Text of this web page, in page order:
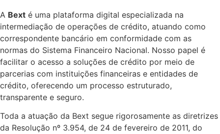
A Bext é uma plataforma digital especializada na
intermediação de operações de crédito, atuando como
correspondente bancário em conformidade com as
normas do Sistema Financeiro Nacional. Nosso papel é
facilitar o acesso a soluções de crédito por meio de
parcerias com instituições financeiras e entidades de
crédito, oferecendo um processo estruturado,
transparente e seguro.
Toda a atuação da Bext segue rigorosamente as diretrizes
da Resolução nº 3.954, de 24 de fevereiro de 2011, do